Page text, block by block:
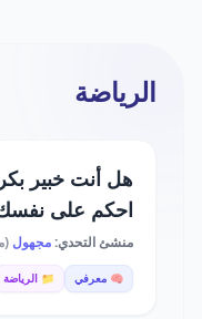
الرياضة
هل أنت خبير
احكم على
منشئ التحدي:مجهول
🧠 معرفي 📁 الرياضة